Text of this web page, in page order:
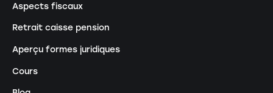
Aspects fiscaux
Retrait caisse pension
Aperçu formes juridiques
Cours